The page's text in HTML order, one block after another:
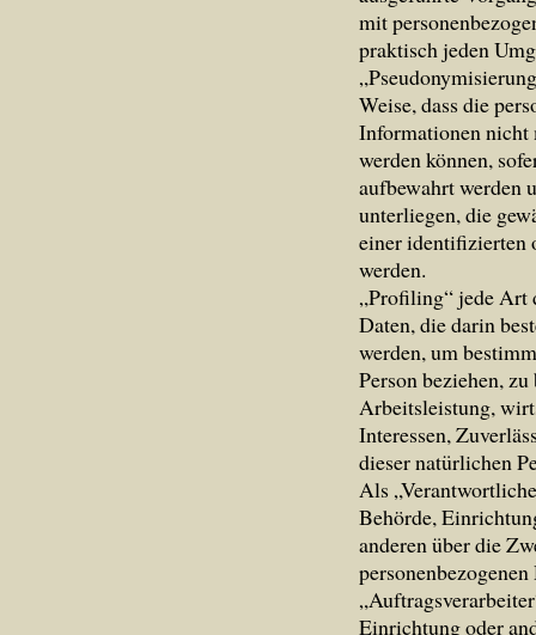
mit
praktisch jeden
Weise, dass die
Informationen nicht
werden können,
aufbewahrt werden
unterliegen, die
einer identifizierten
werden.
„Profiling“ jede Art
Daten, die darin
werden, um
Person beziehen,
Arbeitsleistung,
Interessen,
dieser natürlichen
Als
Behörde,
anderen über die
Einrichtung oder